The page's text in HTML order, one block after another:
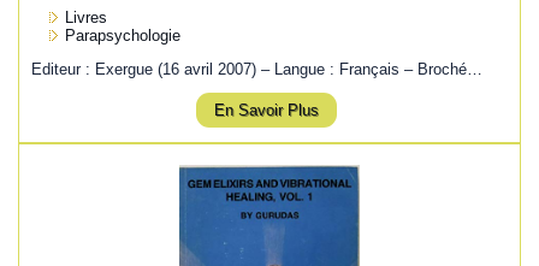
Livres
Parapsychologie
Editeur : Exergue (16 avril 2007) – Langue : Français – Broché…
En Savoir Plus